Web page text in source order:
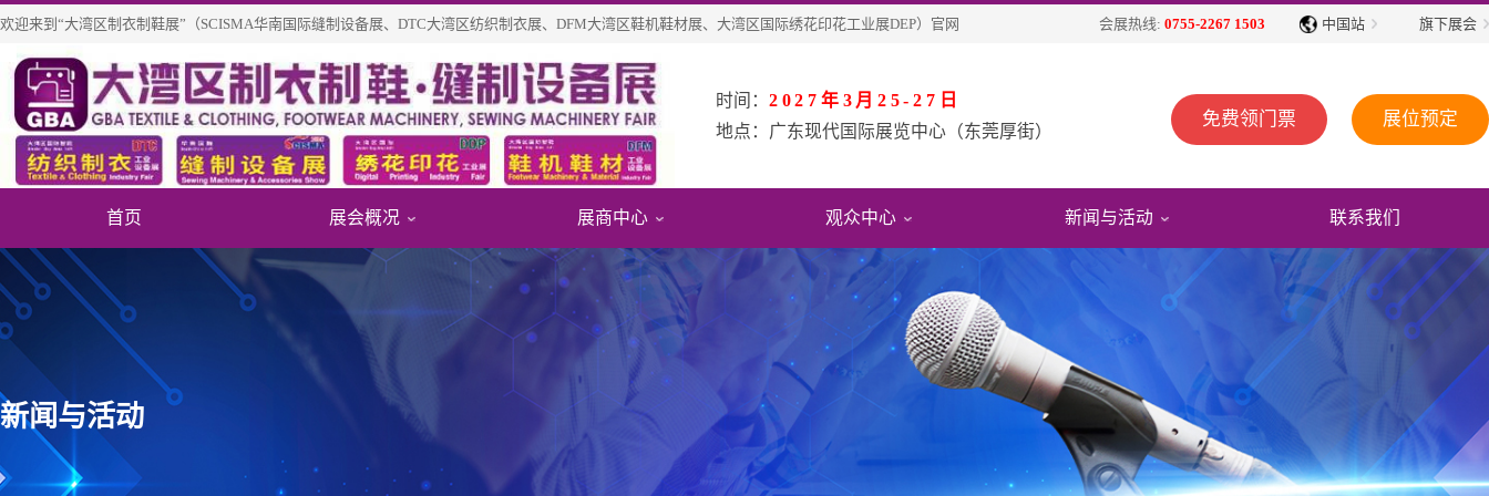
欢迎来到“大湾区制衣制鞋展”（SCISMA华南国际缝制设备展、DTC大湾区纺织制衣展、DFM大湾区鞋机鞋材展、大湾区国际绣花印花工业展DEP）官网 会展热线: 0755-2267 1503 中国站 旗下展会
时间： 2027年3月25-27日
地点： 广东现代国际展览中心（东莞厚街）
免费领门票 展位预定
首页 展会概况
关于展会
展会历史数据
展会影响力
展会影响力 展会视频
精彩图片
展会报告书
展商中心
展商信息
新品技术
展位申请
参展福利&优惠 往届展会报告
2026参展商手册
2026广告招商手册
观众中心
免费参观报名
重磅观众福利
参观指引
交通指引 免费住酒店
省外观众交通补贴
展商名录下载
新闻与活动
媒体报道
行业动态
展会活动
联系我们
新闻与活动